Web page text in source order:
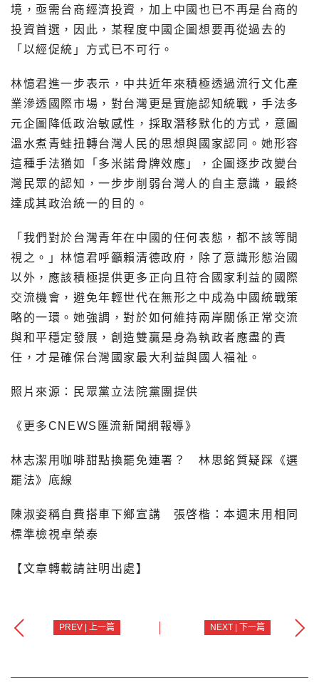
境，亟需台商經濟投資，加上中國也已不再是台商的
投資首選，因此，某程度中國企圖想要再從過去的
「以經促統」方式已不可行。
林憶君進一步表示，中共近年來積極透過流行文化產
業滲透國際市場，對台灣更是實施認知統戰，手法多
元企圖降低政治敏感性，採取潛移默化的方式，意圖
溫水煮青蛙扭轉台灣人民的思想與國家認同。她形容
這種手法猶如「多米諾骨牌效應」，企圖逐步改變台
灣民眾的認知，一步步削弱台灣人的自主意識，最終
達成其政治統一的目的。
「我們對於台灣青年在中國的任何表態，都不該等閒
視之。」林憶君呼籲賴清德政府，除了意識形態治國
以外，應該積極提供更多正向且符合國家利益的國際
交流機會，避免年輕世代在無形之中成為中國統戰策
略的一環。她強調，對於如何維持兩岸關係正常交流
與和平穩定發展，創造雙贏是身為執政者應盡的責
任，才是確保台灣國家最大利益與國人福祉。
照片來源：民眾黨立法院黨團提供
《更多CNEWS匯流新聞網報導》
林志潔用咖啡甜點換罷免連署？ 林思銘質疑踩《選
罷法》底線
陳淑姿稱自費搭車下鄉宣講 張啓楷：本週末用相同
標準檢視卓榮泰
【文章轉載請註明出處】
PREV | 上一篇 NEXT | 下一篇